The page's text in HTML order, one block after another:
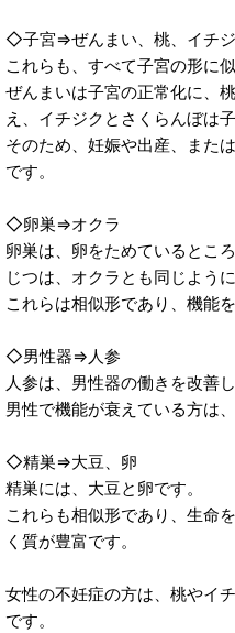
◇子宮⇒ぜんまい、桃、イチ
これらも、すべて子宮の形に
ぜんまいは子宮の正常化に、
え、イチジクとさくらんぼは
そのため、妊娠や出産、また
です。
◇卵巣⇒オクラ
卵巣は、卵をためているところ
じつは、オクラとも同じよう
これらは相似形であり、機能
◇男性器⇒人参
人参は、男性器の働きを改善し
男性で機能が衰えている方は、
◇精巣⇒大豆、卵
精巣には、大豆と卵です。
これらも相似形であり、生命
く質が豊富です。
女性の不妊症の方は、桃やイ
です。